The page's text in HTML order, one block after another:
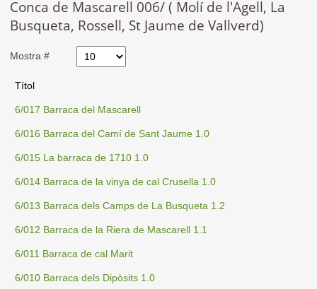
Conca de Mascarell 006/ ( Molí de l'Agell, La
Busqueta, Rossell, St Jaume de Vallverd)
Mostra #
Títol
6/017 Barraca del Mascarell
6/016 Barraca del Camí de Sant Jaume 1.0
6/015 La barraca de 1710 1.0
6/014 Barraca de la vinya de cal Crusella 1.0
6/013 Barraca dels Camps de La Busqueta 1.2
6/012 Barraca de la Riera de Mascarell 1.1
6/011 Barraca de cal Marit
6/010 Barraca dels Dipòsits 1.0